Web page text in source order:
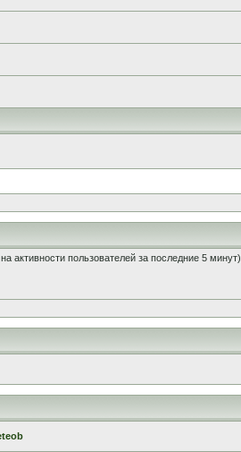
активности пользователей за последние 5 минут)